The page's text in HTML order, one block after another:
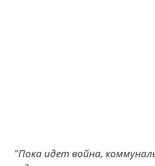
"Пока идет война,